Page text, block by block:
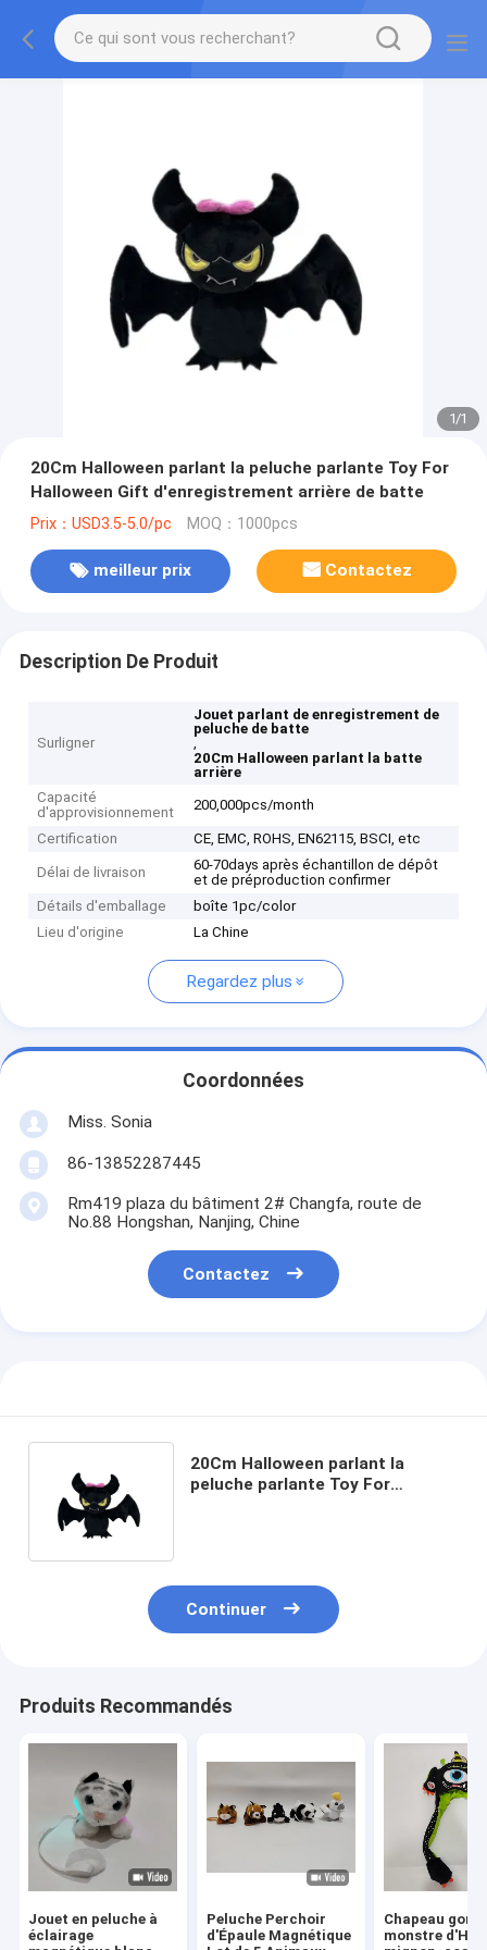
1/1
20Cm Halloween parlant la peluche parlante Toy For
Halloween Gift d'enregistrement arrière de batte
Prix：USD3.5-5.0/pc MOQ：1000pcs
meilleur prix Contactez
Description De Produit
Surligner
Jouet parlant de enregistrement de
peluche de batte
,
20Cm Halloween parlant la batte
arrière
Capacité
d'approvisionnement
200,000pcs/month
Certification CE, EMC, ROHS, EN62115, BSCI, etc
Délai de livraison
60-70days après échantillon de dépôt
et de préproduction confirmer
Détails d'emballage
boîte 1pc/color
Lieu d'origine
La Chine
Regardez plus
Coordonnées
Miss. Sonia
86-13852287445
Rm419 plaza du bâtiment 2# Changfa, route de
No.88 Hongshan, Nanjing, Chine
Contactez
20Cm Halloween parlant la
peluche parlante Toy For
Continuer
Produits Recommandés
Jouet en peluche à
éclairage
Peluche Perchoir
d'Épaule Magnétique
Chapeau
monstre